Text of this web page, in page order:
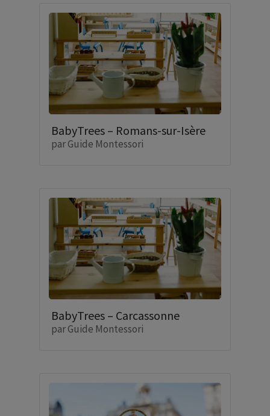
BabyTrees – Romans-sur-Isère
parGuide Montessori
BabyTrees – Carcassonne
parGuide Montessori